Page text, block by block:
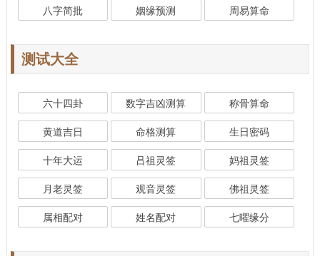
八字简批 姻缘预测 周易算命
测试大全
六十四卦 数字吉凶测算 称骨算命
黄道吉日 命格测算 生日密码
十年大运 吕祖灵签 妈祖灵签
月老灵签 观音灵签 佛祖灵签
属相配对 姓名配对 七曜缘分